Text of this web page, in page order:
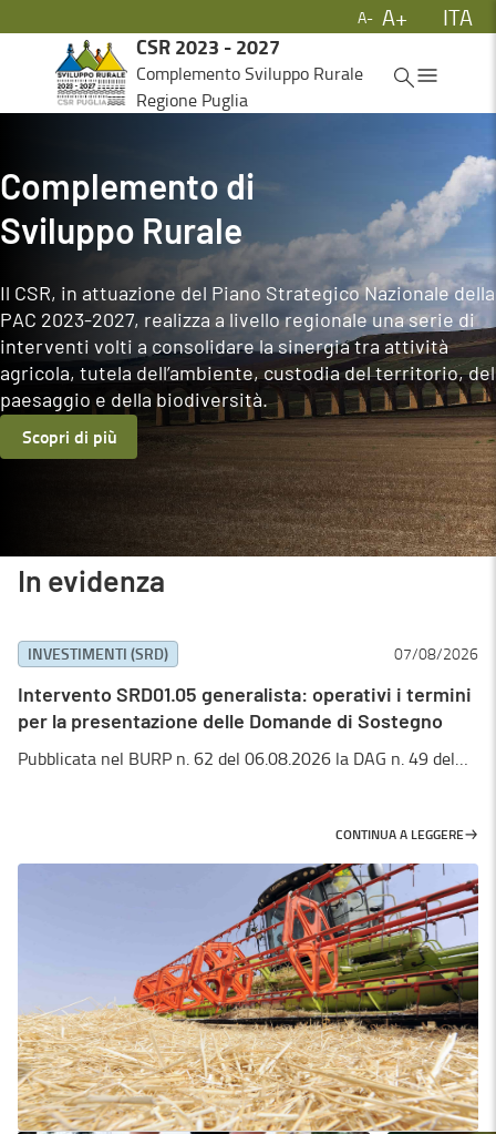
A- A+
ITA
CSR 2023 - 2027
Complemento Sviluppo Rurale
Regione Puglia
Complemento di
Sviluppo Rurale
Il CSR, in attuazione del Piano Strategico Nazionale della
PAC 2023-2027, realizza a livello regionale una serie di
interventi volti a consolidare la sinergia tra attività
agricola, tutela dell’ambiente, custodia del territorio, del
paesaggio e della biodiversità.
Scopri di più
In evidenza
INVESTIMENTI (SRD) 07/08/2026
Intervento SRD01.05 generalista: operativi i termini
per la presentazione delle Domande di Sostegno
Pubblicata nel BURP n. 62 del 06.08.2026 la DAG n. 49 del
CONTINUA A LEGGERE